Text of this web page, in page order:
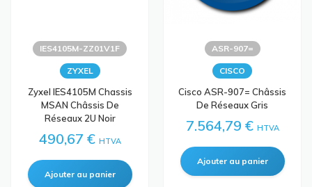
IES4105M-ZZ01V1F
ZYXEL
Zyxel IES4105M Chassis
MSAN Châssis De
Réseaux 2U Noir
490,67 € HTVA
ASR-907=
CISCO
Cisco ASR-907= Châssis
De Réseaux Gris
7.564,79 € HTVA